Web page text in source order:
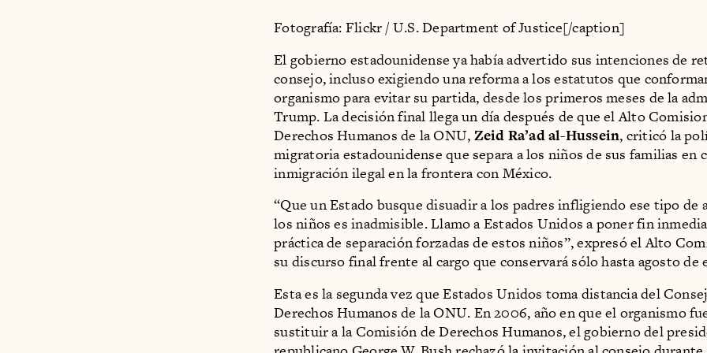
Fotografía: Flickr / U.S. Department of Justice[/caption]
El gobierno estadounidense ya había advertido sus intenciones de
consejo, incluso exigiendo una reforma a los estatutos que
organismo para evitar su partida, desde los primeros meses de la
Trump. La decisión final llega un día después de que el Alto
Derechos Humanos de la ONU, Zeid Ra’ad al-Hussein, criticó la
migratoria estadounidense que separa a los niños de sus familias en
inmigración ilegal en la frontera con México.
“Que un Estado busque disuadir a los padres infligiendo ese tipo de
los niños es inadmisible. Llamo a Estados Unidos a poner fin
práctica de separación forzadas de estos niños”, expresó el Alto
su discurso final frente al cargo que conservará sólo hasta agosto de
Esta es la segunda vez que Estados Unidos toma distancia del
Derechos Humanos de la ONU. En 2006, año en que el organismo
sustituir a la Comisión de Derechos Humanos, el gobierno del